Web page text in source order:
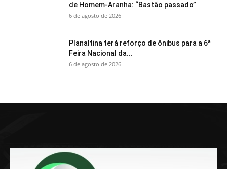
de Homem-Aranha: “Bastão passado”
6 de agosto de 2026
Planaltina terá reforço de ônibus para a 6ª
Feira Nacional da...
6 de agosto de 2026